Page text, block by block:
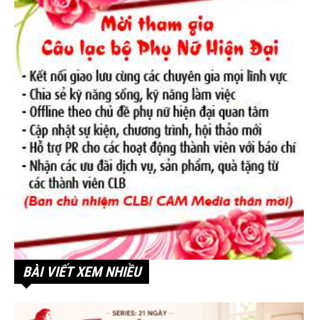
BÀI VIẾT XEM NHIỀU